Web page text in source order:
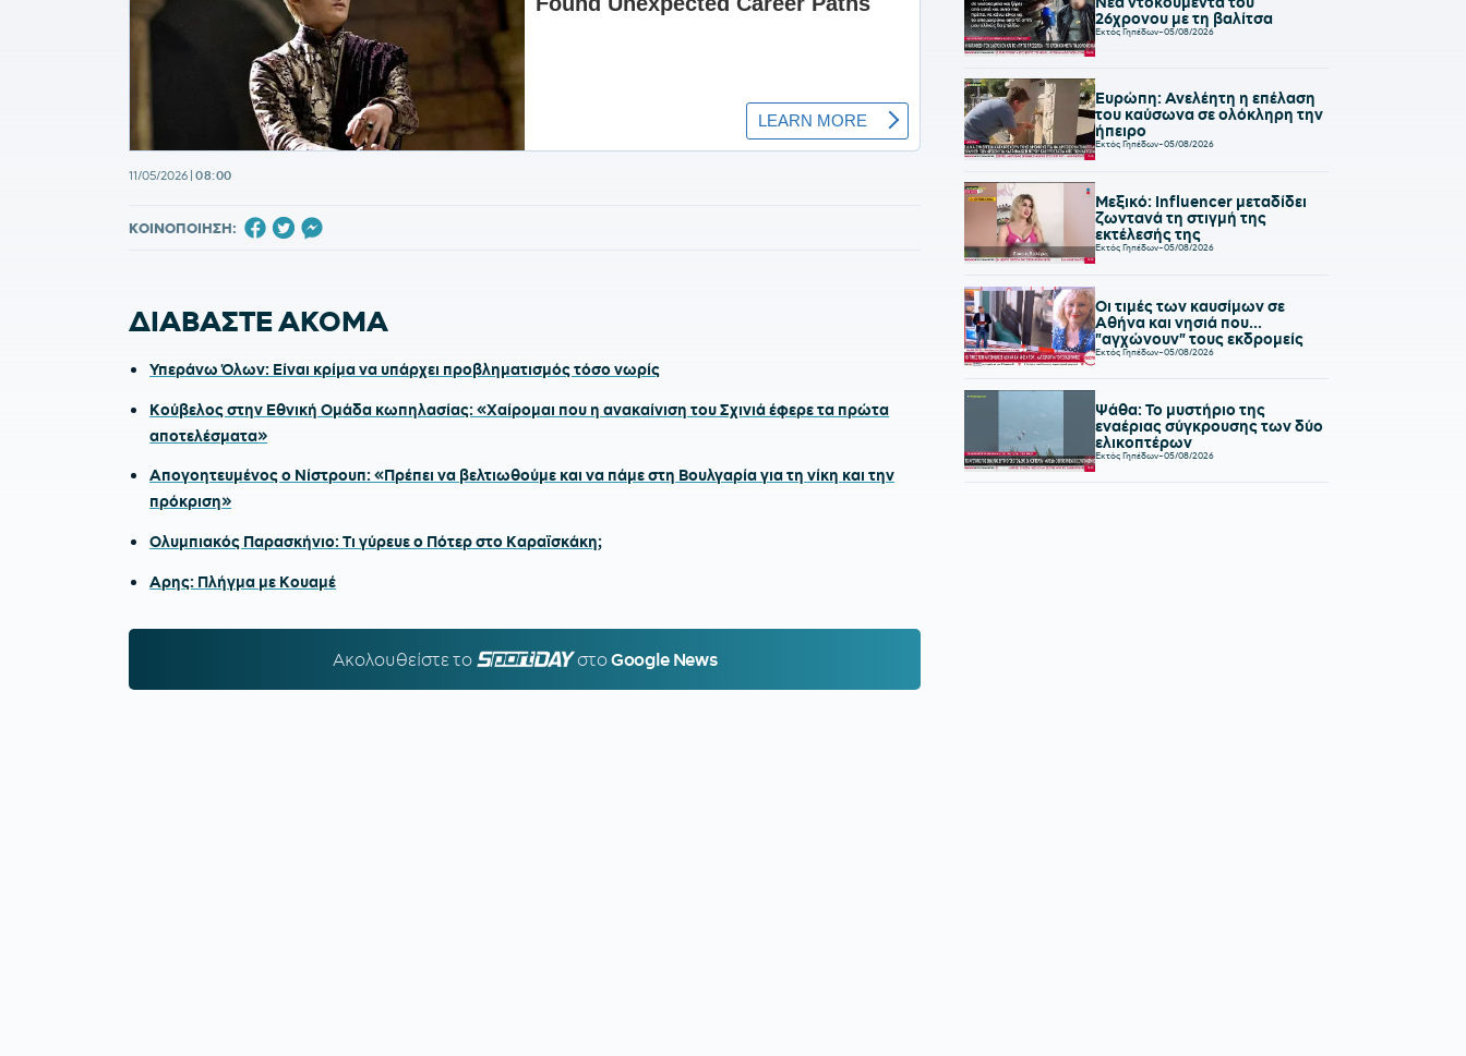
11/05/2026 08:00
ΚΟΙΝΟΠΟΙΗΣΗ:
ΔΙΑΒΑΣΤΕ ΑΚΟΜΑ
Υπεράνω Όλων: Είναι κρίμα να υπάρχει προβληματισμός τόσο νωρίς
Κούβελος στην Εθνική Ομάδα κωπηλασίας: «Χαίρομαι που η ανακαίνιση του Σχινιά έφερε τα πρώτα
αποτελέσματα»
Απογοητευμένος ο Νίστρουπ: «Πρέπει να βελτιωθούμε και να πάμε στη Βουλγαρία για τη νίκη και την
πρόκριση»
Ολυμπιακός Παρασκήνιο: Τι γύρευε ο Πότερ στο Καραϊσκάκη;
Αρης: Πλήγμα με Κουαμέ
Ακολουθείστε τo SPORTDAY.GR
στοGoogle News
26χρονου με τη βαλίτσα
Εκτός Γηπέδων-05/08/2026
Ευρώπη: Ανελέητη η επέλαση
του καύσωνα σε ολόκληρη την
ήπειρο
Εκτός Γηπέδων-05/08/2026
Μεξικό: Influencer μεταδίδει
ζωντανά τη στιγμή της
εκτέλεσής της
Εκτός Γηπέδων-05/08/2026
Οι τιμές των καυσίμων σε
Αθήνα και νησιά που...
"αγχώνουν" τους εκδρομείς
Εκτός Γηπέδων-05/08/2026
Ψάθα: Το μυστήριο της
εναέριας σύγκρουσης των δύο
ελικοπτέρων
Εκτός Γηπέδων-05/08/2026